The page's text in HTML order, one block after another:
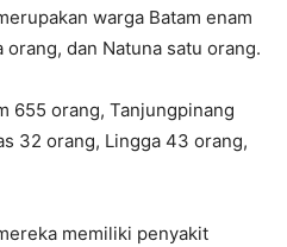
warga Batam enam
dan Natuna satu orang.
655 orang, Tanjungpinang
32 orang, Lingga 43 orang,
memiliki penyakit